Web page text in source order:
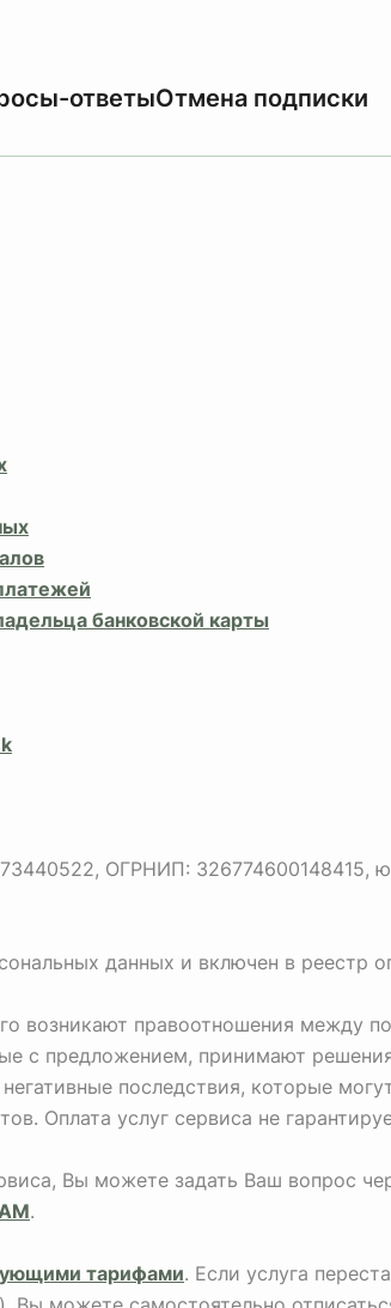
ответыОтмена подписки
банковской карты
ОГРНИП: 326774600148415,
данных и включен в реестр
возникают правоотношения между
с предложением, принимают
последствия, которые
Оплата услуг сервиса не
Вы можете задать Ваш вопрос
.
тарифами. Если услуга